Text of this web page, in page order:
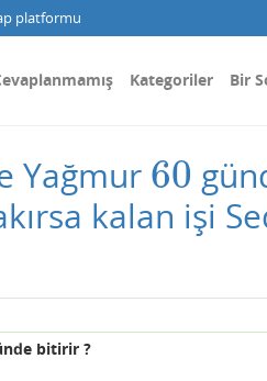
platformu
Kategoriler Bir
Yağmur 60
60
kalan işi
bitirir ?